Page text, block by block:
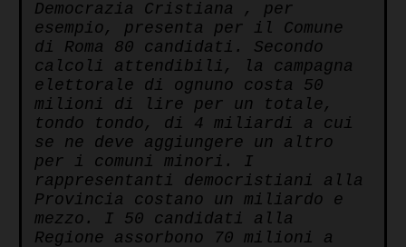
Democrazia Cristiana , per
esempio, presenta per il Comune
di Roma 80 candidati. Secondo
calcoli attendibili, la campagna
elettorale di ognuno costa 50
milioni di lire per un totale,
tondo tondo, di 4 miliardi a cui
se ne deve aggiungere un altro
per i comuni minori. I
rappresentanti democristiani alla
Provincia costano un miliardo e
mezzo. I 50 candidati alla
Regione assorbono 70 milioni a